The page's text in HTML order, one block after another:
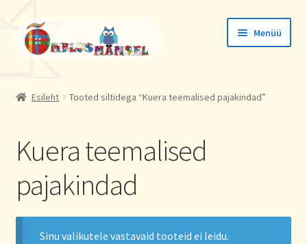
Liigu
navigeerimisele
Liigu
sisu
juurde
Menüü
Aadressid
Esileht Tooted siltidega “Kuera teemalised pajakindad”
Kuera teemalised
pajakindad
Sinu valikutele vastavaid tooteid ei leidu.